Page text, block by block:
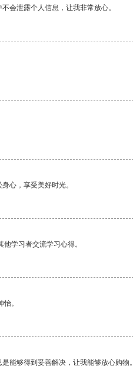
会泄露个人信息，让我非常放心。
心，享受美好时光。
学习者交流学习心得。
。
能够得到妥善解决，让我能够放心购物。